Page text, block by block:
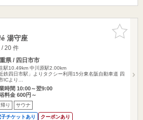
お気に入
りに追加
湯守座
/ 20 件
県 / 四日市市
駅10.49km 中川原駅2.00km
近鉄四日市駅」よりタクシー利用15分東名阪自動車道 四
ICより…
時間 10:00～翌9:00
料金 600円～
り サウナ
子チケットあり クーポンあり